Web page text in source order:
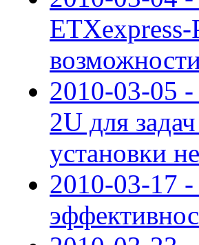
ETXexpress-
2010-03-05
2U для
установки
2010-03-17